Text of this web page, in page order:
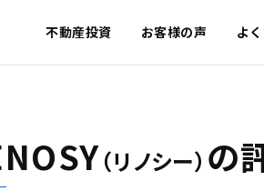
不動産投資 お客様の声 よ
（リノシー） の